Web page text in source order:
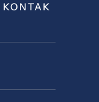
KONTAK